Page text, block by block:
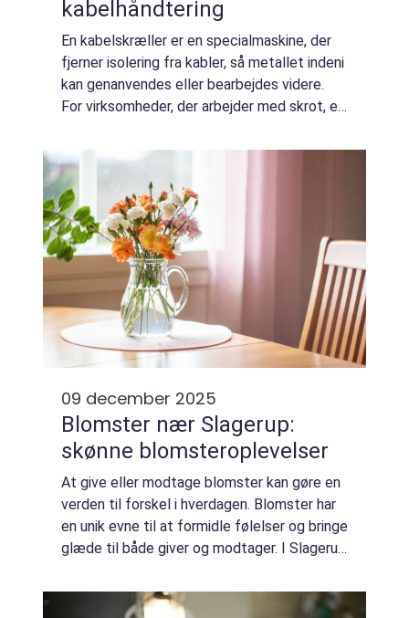
kabelhåndtering
En kabelskræller er en specialmaskine, der
fjerner isolering fra kabler, så metallet indeni
kan genanvendes eller bearbejdes videre.
For virksomheder, der arbejder med skrot, el-
effektiv kabel...
09 december 2025
Blomster nær Slagerup:
skønne blomsteroplevelser
At give eller modtage blomster kan gøre en
verden til forskel i hverdagen. Blomster har
en unik evne til at formidle følelser og bringe
glæde til både giver og modtager. I Slagerup